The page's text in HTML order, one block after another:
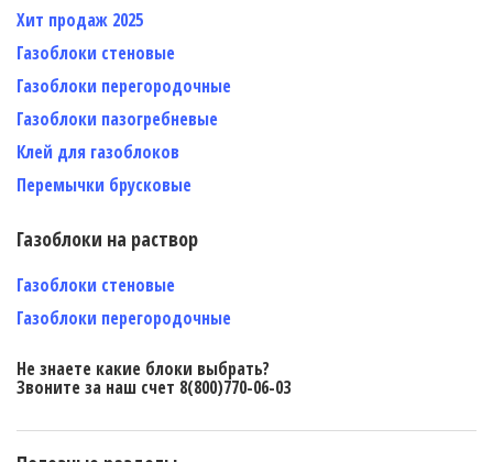
Хит продаж 2025
Газоблоки стеновые
Газоблоки перегородочные
Газоблоки пазогребневые
Клей для газоблоков
Перемычки брусковые
Газоблоки на раствор
Газоблоки стеновые
Газоблоки перегородочные
Не знаете какие блоки выбрать?
Звоните за наш счет 8(800)770-06-03